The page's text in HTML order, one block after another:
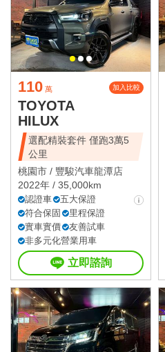
110 萬 加入比較
TOYOTA
HILUX
選配精裝套件 僅跑3萬5
公里
桃園市 / 豐駿汽車龍潭店
2022年 / 35,000km
認證車
五大保證
符合保固
里程保證
實車實價
友善試車
非多元化營業用車
立即諮詢